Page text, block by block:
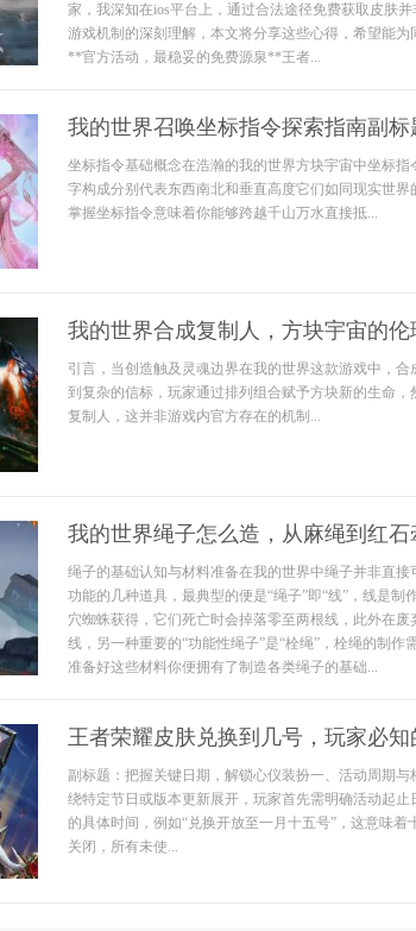
家，我深知在ios平台上，通过合法途径免费获取皮肤
游戏机制的深刻理解，本文将分享这些心得，希望能为
**官方活动，最稳妥的免费源泉**王者...
我的世界召唤坐标指令探索指南副
坐标指令基础概念在浩瀚的我的世界方块宇宙中坐标
字构成分别代表东西南北和垂直高度它们如同现实世
掌握坐标指令意味着你能够跨越千山万水直接抵...
我的世界合成复制人，方块宇宙的伦
引言，当创造触及灵魂边界在我的世界这款游戏中，
到复杂的信标，玩家通过排列组合赋予方块新的生命
复制人，这并非游戏内官方存在的机制...
我的世界绳子怎么造，从麻绳到红
绳子的基础认知与材料准备在我的世界中绳子并非直
功能的几种道具，最典型的便是“绳子”即“线”，线是
穴蜘蛛获得，它们死亡时会掉落零至两根线，此外在
线，另一种重要的“功能性绳子”是“栓绳”，栓绳的制作
准备好这些材料你便拥有了制造各类绳子的基础...
王者荣耀皮肤兑换到几号，玩家必
副标题：把握关键日期，解锁心仪装扮一、活动周期
绕特定节日或版本更新展开，玩家首先需明确活动起
的具体时间，例如“兑换开放至一月十五号”，这意味
关闭，所有未使...